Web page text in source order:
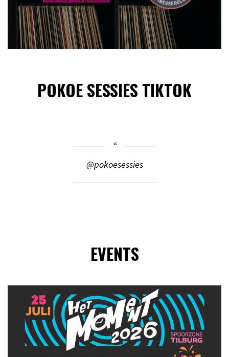
POKOE SESSIES TIKTOK
@pokoesessies
EVENTS